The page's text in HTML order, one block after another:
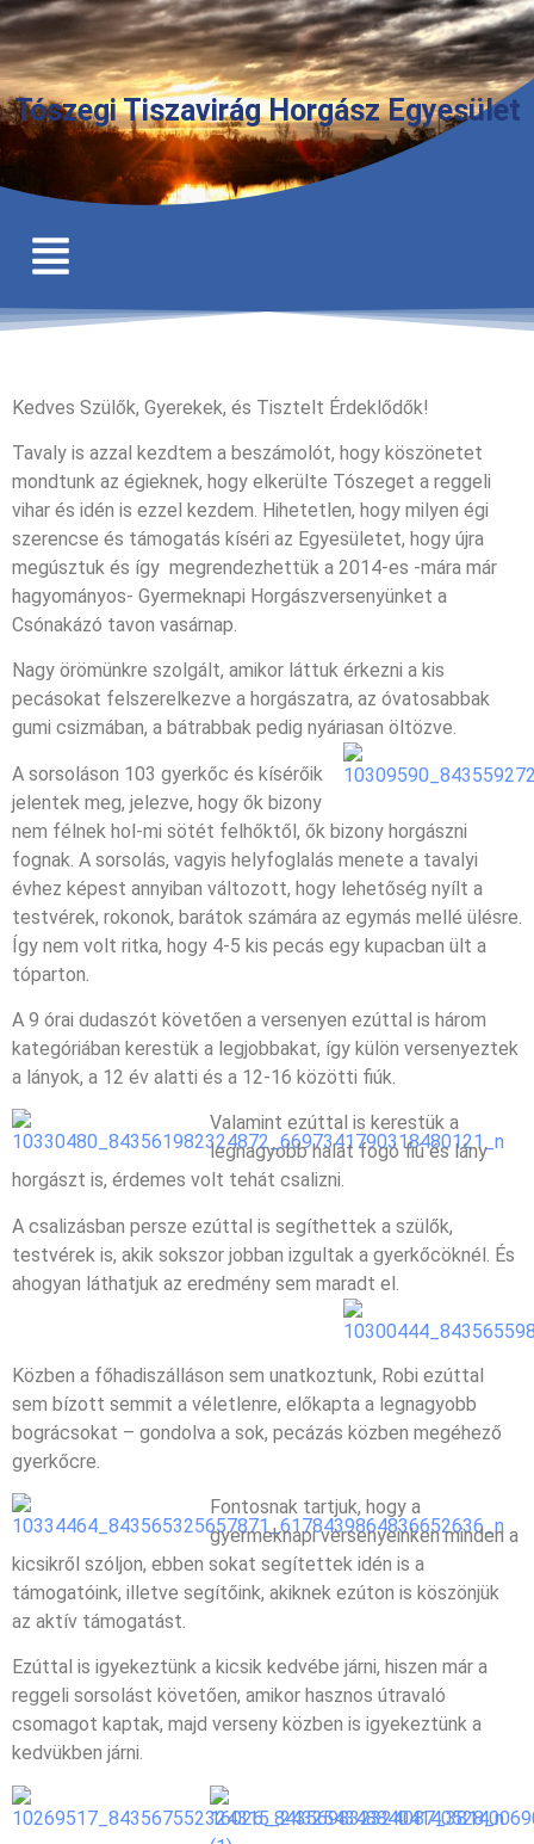
Tószegi Tiszavirág Horgász Egyesület
Kedves Szülők, Gyerekek, és Tisztelt Érdeklődők!
Tavaly is azzal kezdtem a beszámolót, hogy köszönetet
mondtunk az égieknek, hogy elkerülte Tószeget a reggeli
vihar és idén is ezzel kezdem. Hihetetlen, hogy milyen égi
szerencse és támogatás kíséri az Egyesületet, hogy újra
megúsztuk és így megrendezhettük a 2014-es -mára már
hagyományos- Gyermeknapi Horgászversenyünket a
Csónakázó tavon vasárnap.
Nagy örömünkre szolgált, amikor láttuk érkezni a kis
pecásokat felszerelkezve a horgászatra, az óvatosabbak
gumi csizmában, a bátrabbak pedig nyáriasan öltözve.
A sorsoláson 103 gyerkőc és kísérőik
jelentek meg, jelezve, hogy ők bizony
nem félnek hol-mi sötét felhőktől, ők bizony horgászni
fognak. A sorsolás, vagyis helyfoglalás menete a tavalyi
évhez képest annyiban változott, hogy lehetőség nyílt a
testvérek, rokonok, barátok számára az egymás mellé ülésre.
Így nem volt ritka, hogy 4-5 kis pecás egy kupacban ült a
tóparton.
A 9 órai dudaszót követően a versenyen ezúttal is három
kategóriában kerestük a legjobbakat, így külön versenyeztek
a lányok, a 12 év alatti és a 12-16 közötti fiúk.
Valamint ezúttal is kerestük a
legnagyobb halat fogó fiú és lány
horgászt is, érdemes volt tehát csalizni.
A csalizásban persze ezúttal is segíthettek a szülők,
testvérek is, akik sokszor jobban izgultak a gyerkőcöknél. És
ahogyan láthatjuk az eredmény sem maradt el.
Közben a főhadiszálláson sem unatkoztunk, Robi ezúttal
sem bízott semmit a véletlenre, előkapta a legnagyobb
bográcsokat – gondolva a sok, pecázás közben megéhező
gyerkőcre.
Fontosnak tartjuk, hogy a
gyermeknapi versenyeinken minden a
kicsikről szóljon, ebben sokat segítettek idén is a
támogatóink, illetve segítőink, akiknek ezúton is köszönjük
az aktív támogatást.
Ezúttal is igyekeztünk a kicsik kedvébe járni, hiszen már a
reggeli sorsolást követően, amikor hasznos útravaló
csomagot kaptak, majd verseny közben is igyekeztünk a
kedvükben járni.